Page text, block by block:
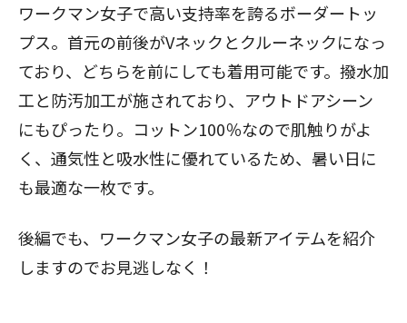
ワークマン女子で高い支持率を誇るボーダートッ
プス。首元の前後がVネックとクルーネックになっ
ており、どちらを前にしても着用可能です。撥水加
工と防汚加工が施されており、アウトドアシーン
にもぴったり。コットン100％なので肌触りがよ
く、通気性と吸水性に優れているため、暑い日に
も最適な一枚です。
後編でも、ワークマン女子の最新アイテムを紹介
しますのでお見逃しなく！